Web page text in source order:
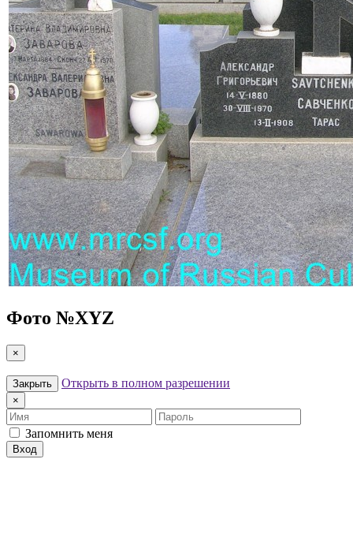
Фото №XYZ
×
Закрыть Открыть в полном разрешении
×
Имя
Пароль
Запомнить меня
Вход